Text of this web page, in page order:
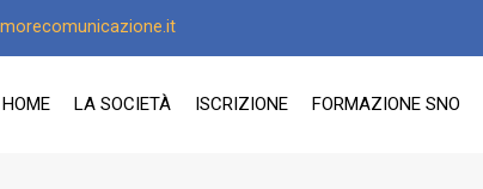
HOME LA SOCIETÀ ISCRIZIONE FORMAZIONE SNO